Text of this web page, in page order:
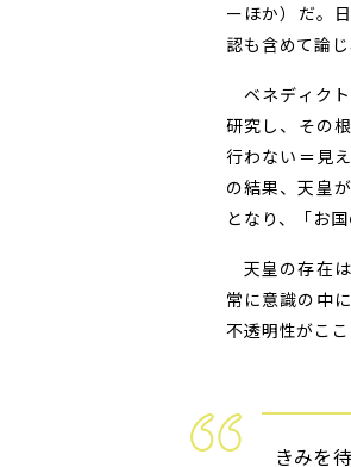
ーほか）だ。
認も含めて論
ベネディク
研究し、その
行わない＝見
の結果、天皇
となり、「お
天皇の存在
常に意識の中
不透明性がここ
きみを